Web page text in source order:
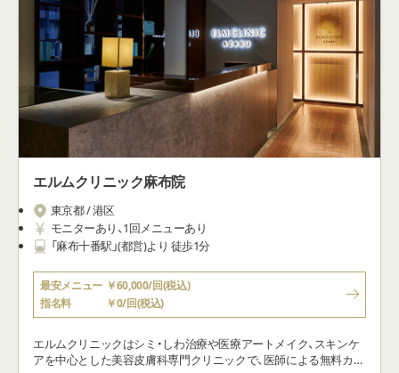
エルムクリニック麻布院
東京都 / 港区
モニターあり、1回メニューあり
「麻布十番駅」(都営)より 徒歩1分
最安メニュー ￥60,000/回(税込)
指名料
￥0/回(税込)
エルムクリニックはシミ・しわ治療や医療アートメイク、スキンケ
アを中心とした美容皮膚科専門クリニックで、医師による無料カウ